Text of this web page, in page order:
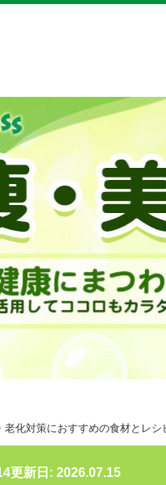
老化対策におすすめの食材とレシ
更新日: 2026.07.15